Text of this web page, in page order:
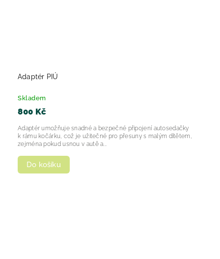
Adaptér PIÚ
Skladem
800 Kč
Do košíku
Adaptér umožňuje snadné a bezpečné připojení autosedačky
k rámu kočárku, což je užitečné pro přesuny s malým dítětem,
zejména pokud usnou v autě a...